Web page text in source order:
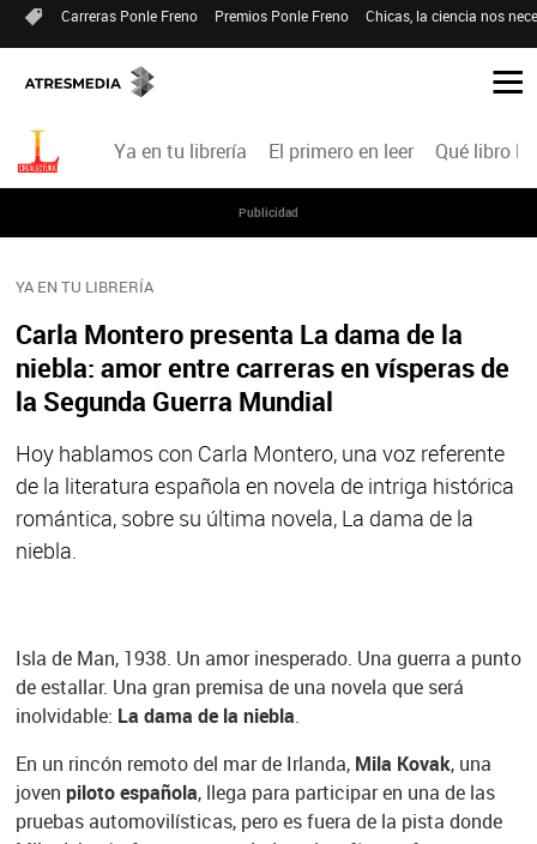
Carreras Ponle Freno Premios Ponle Freno Chicas, la ciencia nos
Ya en tu librería El primero en leer Qué libro
Publicidad
YA EN TU LIBRERÍA
Carla Montero presenta La dama de la
niebla: amor entre carreras en vísperas de
la Segunda Guerra Mundial
Hoy hablamos con Carla Montero, una voz referente
de la literatura española en novela de intriga histórica
romántica, sobre su última novela, La dama de la
niebla.
Isla de Man, 1938. Un amor inesperado. Una guerra a punto
de estallar. Una gran premisa de una novela que será
inolvidable: La dama de la niebla.
En un rincón remoto del mar de Irlanda, Mila Kovak, una
joven piloto española, llega para participar en una de las
pruebas automovilísticas, pero es fuera de la pista donde